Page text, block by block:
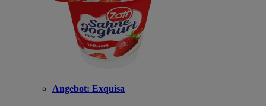
Angebot: Exquisa